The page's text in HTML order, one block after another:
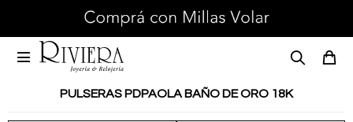

PULSERAS PDPAOLA BAÑO DE ORO 18K